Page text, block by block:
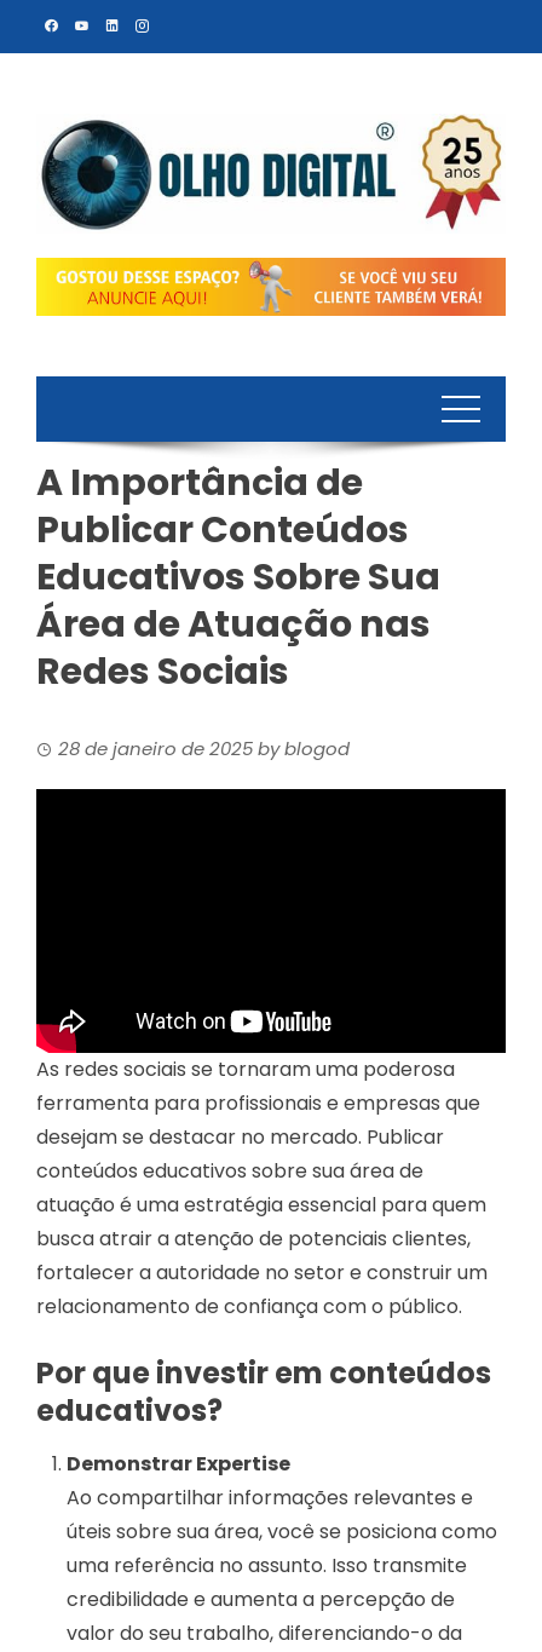
A Importância de
Publicar Conteúdos
Educativos Sobre Sua
Área de Atuação nas
Redes Sociais
28 de janeiro de 2025byblogod
As redes sociais se tornaram uma poderosa
ferramenta para profissionais e empresas que
desejam se destacar no mercado. Publicar
conteúdos educativos sobre sua área de
atuação é uma estratégia essencial para quem
busca atrair a atenção de potenciais clientes,
fortalecer a autoridade no setor e construir um
relacionamento de confiança com o público.
Por que investir em conteúdos
educativos?
Demonstrar Expertise
Ao compartilhar informações relevantes e
úteis sobre sua área, você se posiciona como
uma referência no assunto. Isso transmite
credibilidade e aumenta a percepção de
valor do seu trabalho, diferenciando-o da